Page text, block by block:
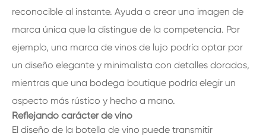
reconocible al instante. Ayuda a crear una imagen de
marca única que la distingue de la competencia. Por
ejemplo, una marca de vinos de lujo podría optar por
un diseño elegante y minimalista con detalles dorados,
mientras que una bodega boutique podría elegir un
aspecto más rústico y hecho a mano.
Reflejando carácter de vino
El diseño de la botella de vino puede transmitir